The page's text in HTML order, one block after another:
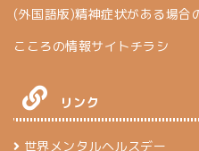
(外国語版)精神症状がある場合
こころの情報サイトチラシ
リンク
世界メンタルヘルスデー